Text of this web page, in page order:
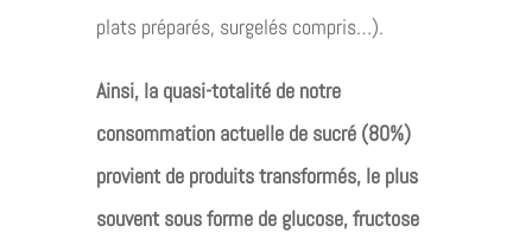
plats préparés, surgelés compris…).
Ainsi, la quasi-totalité de notre
consommation actuelle de sucré (80%)
provient de produits transformés, le plus
souvent sous forme de glucose, fructose